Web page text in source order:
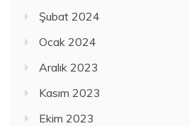
Şubat 2024
Ocak 2024
Aralık 2023
Kasım 2023
Ekim 2023